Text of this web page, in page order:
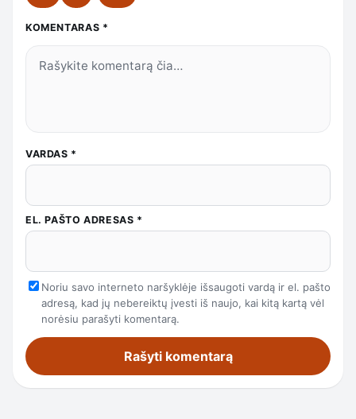
KOMENTARAS *
VARDAS *
EL. PAŠTO ADRESAS *
Noriu savo interneto naršyklėje išsaugoti vardą ir el. pašto
adresą, kad jų nebereiktų įvesti iš naujo, kai kitą kartą vėl
norėsiu parašyti komentarą.